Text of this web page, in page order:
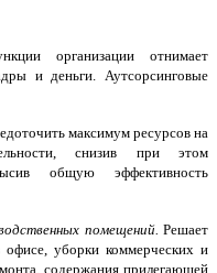
организации отнимает
и деньги. Аутсорсинговые
максимум ресурсов на
снизив при этом
общую эффективность
помещений. Решает
уборки коммерческих и
содержания прилегающей